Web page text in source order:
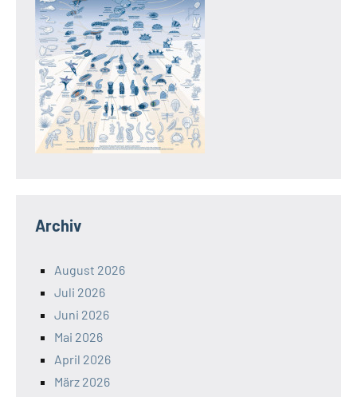
Archiv
August 2026
Juli 2026
Juni 2026
Mai 2026
April 2026
März 2026